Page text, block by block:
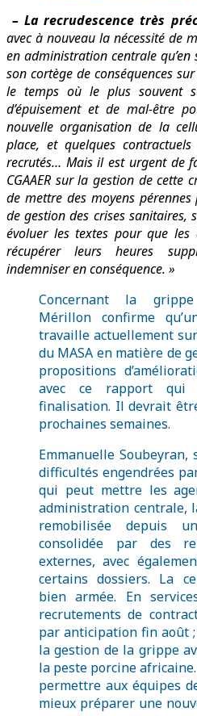
– La recrudescence très
avec à nouveau la nécessité de
en administration centrale qu’en
son cortège de conséquences
le temps où le plus souvent
d’épuisement et de mal-être
nouvelle organisation de la
place, et quelques
recrutés… Mais il est urgent de
CGAAER sur la gestion de cette
de mettre des moyens
de gestion des crises
évoluer les textes pour que
récupérer leurs heures
indemniser en conséquence. »
Concernant la
Mérillon confirme
travaille actuellement
du MASA en matière de
propositions
avec ce rapport
finalisation. Il devrait
prochaines semaines.
Emmanuelle Soubeyran,
difficultés engendrées
qui peut mettre les
administration centrale,
remobilisée depuis
consolidée par des
externes, avec
certains dossiers. La
bien armée. En
recrutements de
par anticipation fin août
la gestion de la grippe
la peste porcine
permettre aux équipes
mieux préparer une